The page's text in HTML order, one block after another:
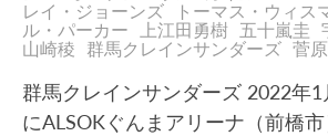
レイ・ジョーンズ
トーマス・ウィス
ル・パーカー
上江田勇樹 五十嵐圭
山崎稜
群馬クレインサンダーズ 菅
群馬クレインサンダーズ 2022年
にALSOKぐんまアリーナ（前橋